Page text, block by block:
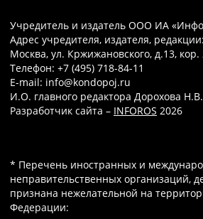
Учредитель и издатель ООО ИА
Адрес учредителя, издателя,
Москва, ул. Кржижановского, д.13, кор.
Телефон: +7 (495) 718-84-11
E-mail: info@kondopoj.ru
И.О. главного редактора Дорохова Н.В.
Разработчик сайта – INFOROS 2026
* Перечень иностранных и
неправительственных организаций,
признана нежелательной на
Федерации: